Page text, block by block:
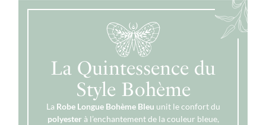
La Quintessence du
Style Bohème
La Robe Longue Bohème Bleu unit le confort du
polyesterà l’enchantement de la couleur bleue,